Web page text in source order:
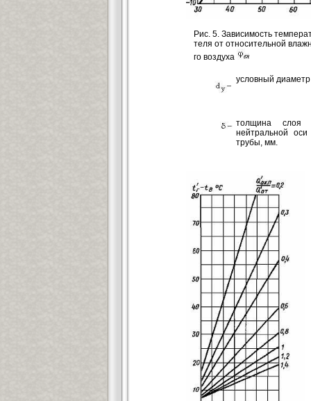
Рис. 5. Зависимость
теля от относительной
го воздуха
условный
толщина слоя
нейтральной
трубы, мм.